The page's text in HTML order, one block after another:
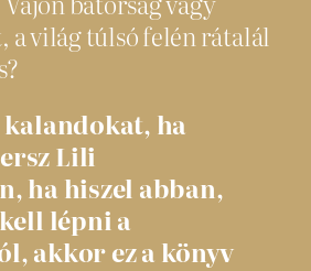
a világ túlsó felén rátalál
kalandokat, ha
Lili
ha hiszel abban,
lépni a
akkor ez a könyv